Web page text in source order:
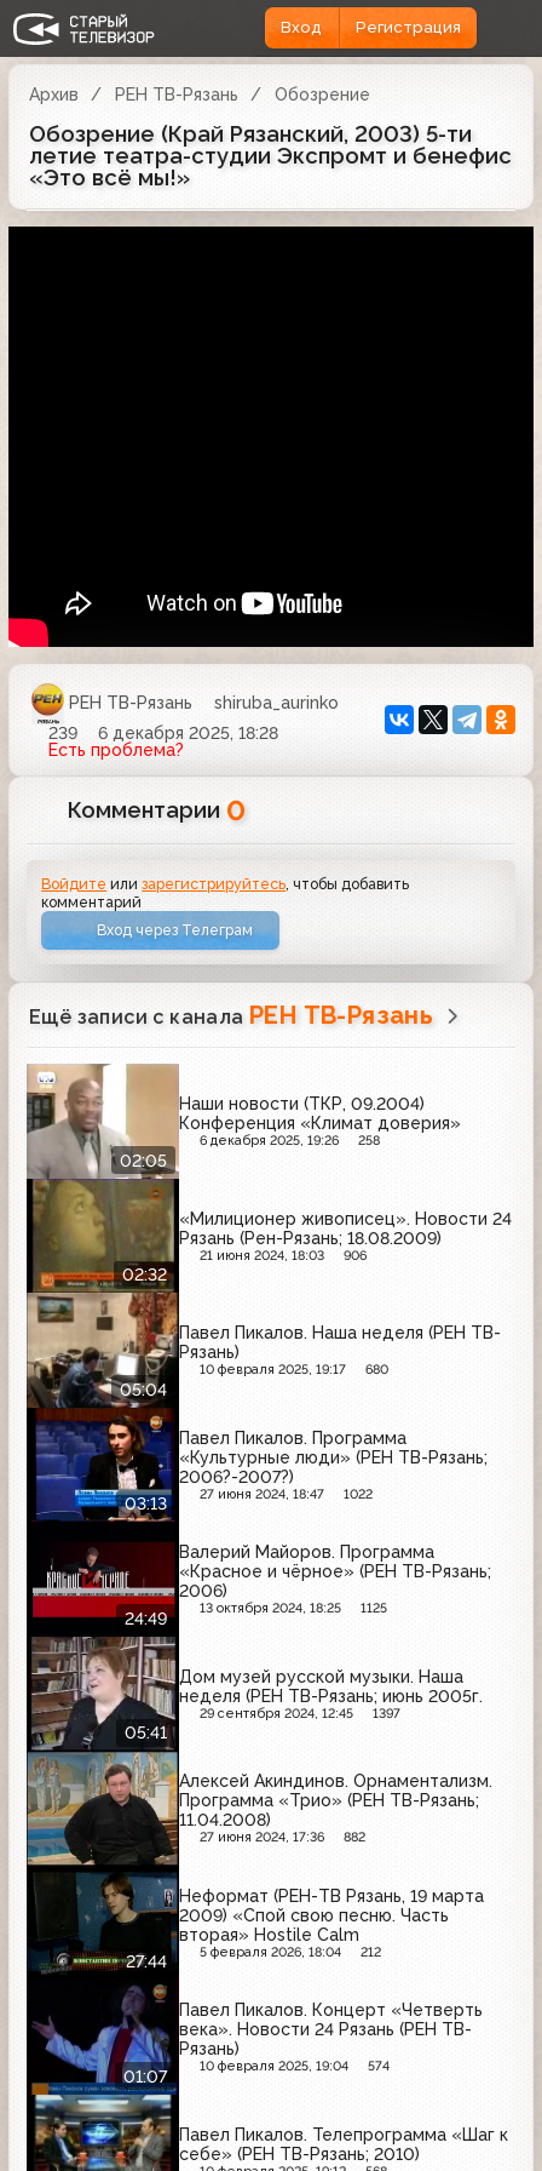
Вход Регистрация
Архив РЕН ТВ-Рязань Обозрение
Обозрение (Край Рязанский, 2003) 5-ти
летие театра-студии Экспромт и бенефис
«Это всё мы!»
РЕН ТВ-Рязань
shiruba_aurinko
239
6 декабря 2025, 18:28
Есть проблема?
Комментарии 0
Войдите илизарегистрируйтесь , чтобы добавить
комментарий
Вход через Телеграм
Ещё записи с канала РЕН ТВ-Рязань
02:05
Наши новости (ТКР, 09.2004)
Конференция «Климат доверия»
6 декабря 2025, 19:26 258
02:32
«Милиционер живописец». Новости 24
Рязань (Рен-Рязань; 18.08.2009)
21 июня 2024, 18:03 906
05:04
Павел Пикалов. Наша неделя (РЕН ТВ-
Рязань)
10 февраля 2025, 19:17 680
03:13
Павел Пикалов. Программа
«Культурные люди» (РЕН ТВ-Рязань;
2006?-2007?)
27 июня 2024, 18:47 1022
24:49
Валерий Майоров. Программа
«Красное и чёрное» (РЕН ТВ-Рязань;
2006)
13 октября 2024, 18:25 1125
05:41
Дом музей русской музыки. Наша
неделя (РЕН ТВ-Рязань; июнь 2005г.
29 сентября 2024, 12:45 1397
Алексей Акиндинов. Орнаментализм.
Программа «Трио» (РЕН ТВ-Рязань;
11.04.2008)
27 июня 2024, 17:36 882
27:44
Неформат (РЕН-ТВ Рязань, 19 марта
2009) «Спой свою песню. Часть
вторая» Hostile Calm
5 февраля 2026, 18:04 212
01:07
Павел Пикалов. Концерт «Четверть
века». Новости 24 Рязань (РЕН ТВ-
Рязань)
10 февраля 2025, 19:04 574
Павел Пикалов. Телепрограмма «Шаг к
себе» (РЕН ТВ-Рязань; 2010)